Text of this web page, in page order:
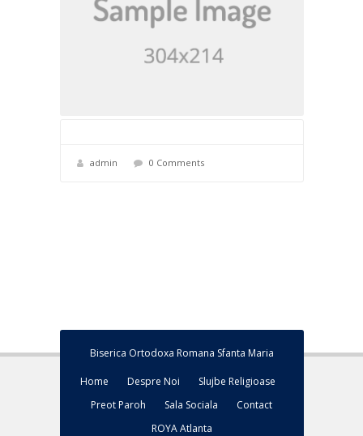
admin 0 Comments
Biserica Ortodoxa Romana Sfanta Maria
Home Despre Noi
Slujbe Religioase
Preot Paroh
Sala Sociala
Contact
ROYA Atlanta